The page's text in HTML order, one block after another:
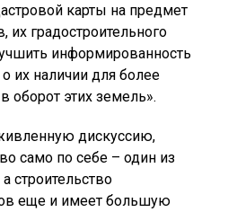
карты на предмет
их градостроительного
информированность
их наличии для более
оборот этих земель».
дискуссию,
само по себе – один из
строительство
еще и имеет большую